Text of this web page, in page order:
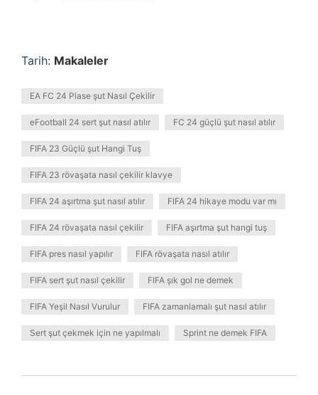
Tarih: Makaleler
EA FC 24 Plase şut Nasıl Çekilir
eFootball 24 sert şut nasıl atılır FC 24 güçlü şut nasıl atılır
FIFA 23 Güçlü şut Hangi Tuş
FIFA 23 rövaşata nasıl çekilir klavye
FIFA 24 aşırtma şut nasıl atılır FIFA 24 hikaye modu var mı
FIFA 24 rövaşata nasıl çekilir FIFA aşırtma şut hangi tuş
FIFA pres nasıl yapılır FIFA rövaşata nasıl atılır
FIFA sert şut nasıl çekilir FIFA şık gol ne demek
FIFA Yeşil Nasıl Vurulur FIFA zamanlamalı şut nasıl atılır
Sert şut çekmek için ne yapılmalı Sprint ne demek FIFA